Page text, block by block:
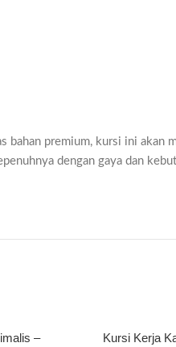
premium, kursi ini akan
dengan gaya dan
–
Kursi Kerja